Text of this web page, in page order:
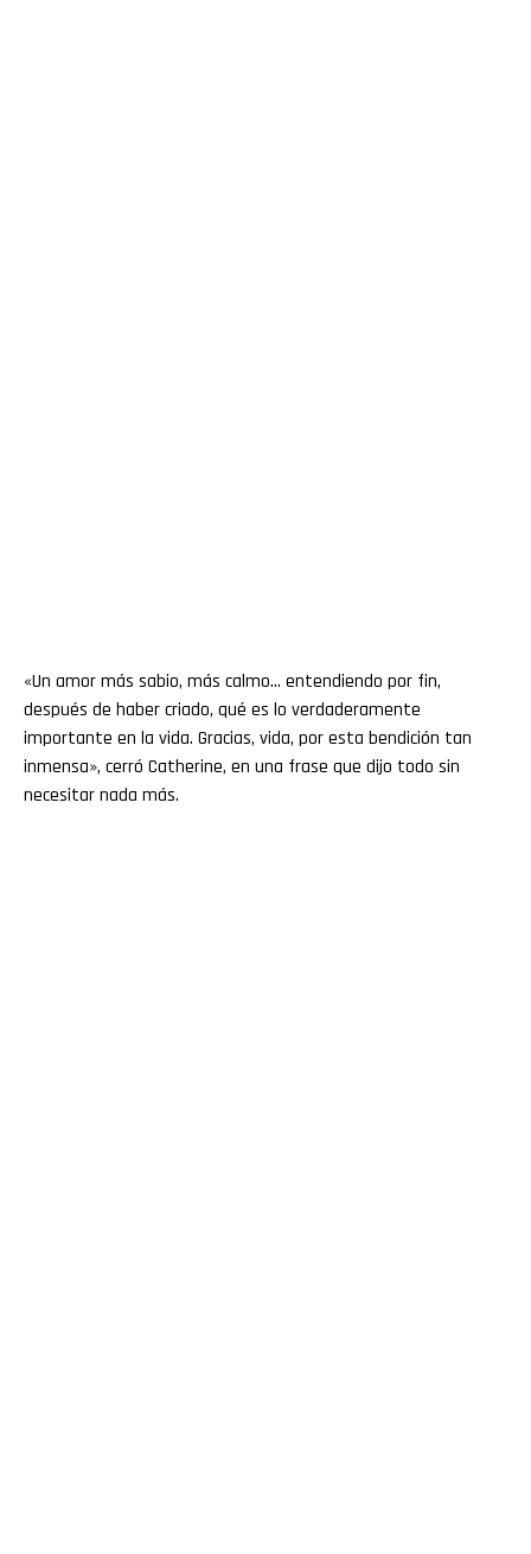
«Un amor más sabio, más calmo… entendiendo por fin,
después de haber criado, qué es lo verdaderamente
importante en la vida. Gracias, vida, por esta bendición tan
inmensa», cerró Catherine, en una frase que dijo todo sin
necesitar nada más.